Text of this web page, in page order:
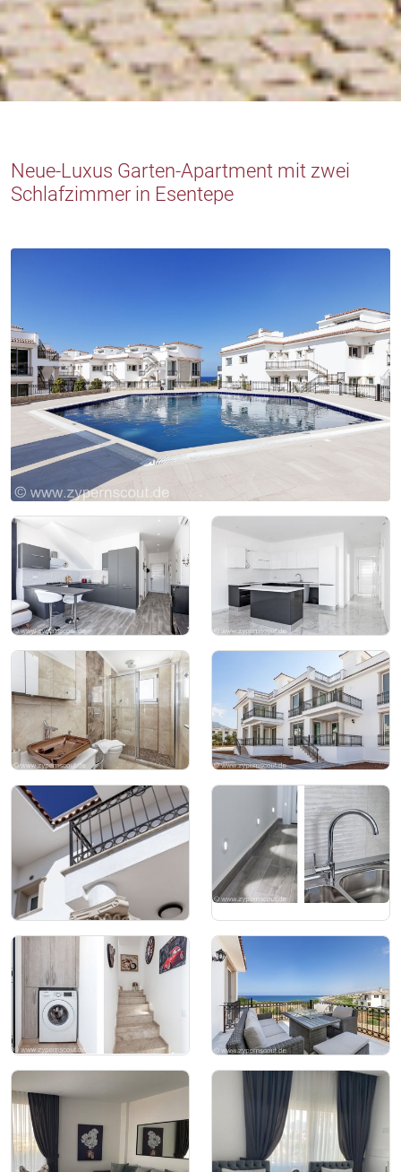
Neue-Luxus Garten-Apartment mit zwei
Schlafzimmer in Esentepe